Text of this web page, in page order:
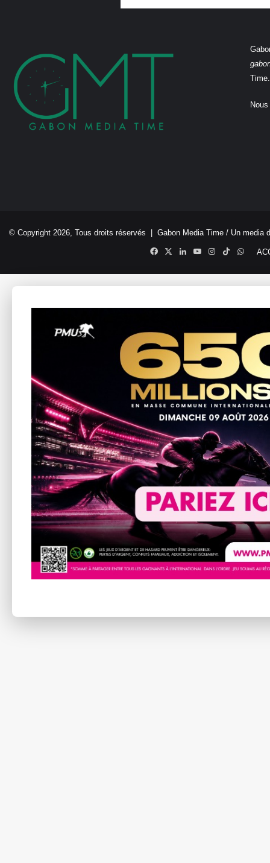
Time.
© Copyright 2026, Tous droits réservés | Gabon Media Time / Un media
Facebook
X LinkedinYouTubeInstagram
TikTok